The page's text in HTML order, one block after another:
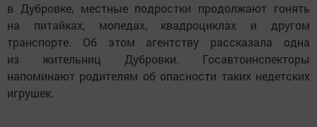
в Дубровке, местные подростки продолжают гонять
на питайках, мопедах, квадроциклах и другом
транспорте. Об этом агентству рассказала одна
из жительниц Дубровки. Госавтоинспекторы
напоминают родителям об опасности таких недетских
игрушек.